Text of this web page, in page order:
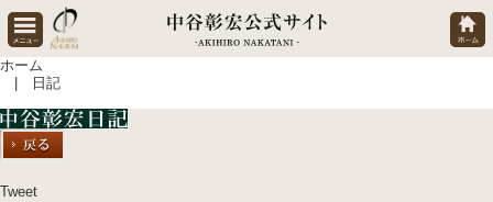
ホーム
| 日記
Tweet